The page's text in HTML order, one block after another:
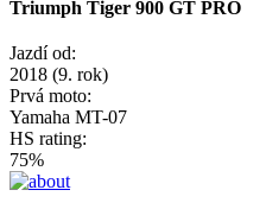
Triumph Tiger 900 GT PRO
Jazdí od:
2018 (9. rok)
Prvá moto:
Yamaha MT-07
HS rating:
75%